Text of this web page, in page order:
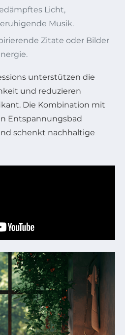
Licht,
Musik.
Zitate oder Bilder
unterstützen die
und reduzieren
Die Kombination mit
Entspannungsbad
schenkt nachhaltige